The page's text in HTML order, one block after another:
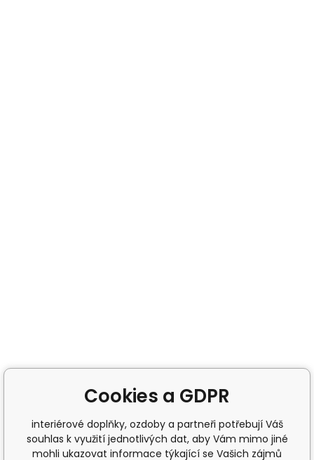
Cookies a GDPR
interiérové doplňky, ozdoby a partneři potřebují Váš
souhlas k využití jednotlivých dat, aby Vám mimo jiné
mohli ukazovat informace týkající se Vašich zájmů